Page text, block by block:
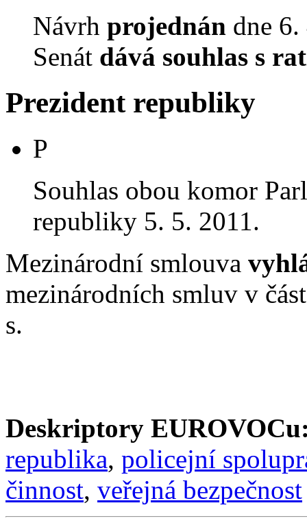
Návrh projednán dne
Senát dává souhlas s
Prezident republiky
P
Souhlas obou komor
republiky 5. 5. 2011.
Mezinárodní smlouva
mezinárodních smluv v
s.
Deskriptory
republika, policejní
činnost, veřejná bezpečnost